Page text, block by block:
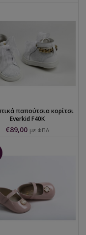
παπούτσια κορίτσι
Everkid F40K
€89,00 με ΦΠΑ